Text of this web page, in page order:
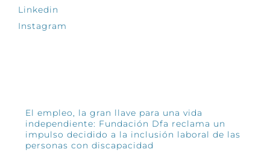
Linkedin
Instagram
El empleo, la gran llave para una vida
independiente: Fundación Dfa reclama un
impulso decidido a la inclusión laboral de las
personas con discapacidad